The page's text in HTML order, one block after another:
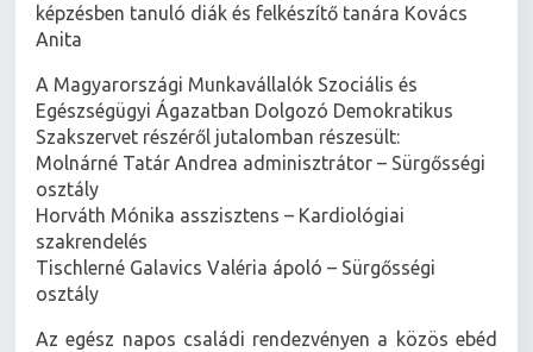
képzésben tanuló diák és felkészítő tanára Kovács
Anita
A Magyarországi Munkavállalók Szociális és
Egészségügyi Ágazatban Dolgozó Demokratikus
Szakszervet részéről jutalomban részesült:
Molnárné Tatár Andrea adminisztrátor – Sürgősségi
osztály
Horváth Mónika asszisztens – Kardiológiai
szakrendelés
Tischlerné Galavics Valéria ápoló – Sürgősségi
osztály
Az egész napos családi rendezvényen a közös ebéd